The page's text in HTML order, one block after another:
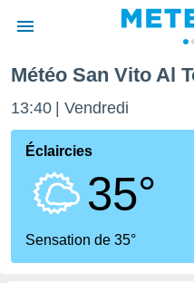
de
Météo San Vito Al
13:40 Vendredi
Éclaircies
35°
Sensation de 35°